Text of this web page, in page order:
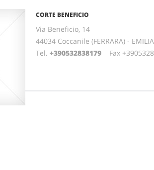
CORTE BENEFICIO
Via Beneficio, 14
44034 Coccanile (FERRARA) -
Tel. +390532838179 Fax